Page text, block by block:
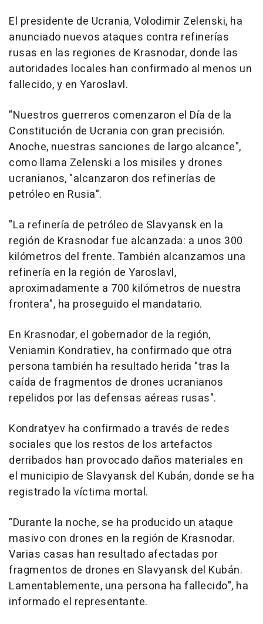
El presidente de Ucrania, Volodimir Zelenski, ha
anunciado nuevos ataques contra refinerías
rusas en las regiones de Krasnodar, donde las
autoridades locales han confirmado al menos un
fallecido, y en Yaroslavl.
"Nuestros guerreros comenzaron el Día de la
Constitución de Ucrania con gran precisión.
Anoche, nuestras sanciones de largo alcance",
como llama Zelenski a los misiles y drones
ucranianos, "alcanzaron dos refinerías de
petróleo en Rusia".
"La refinería de petróleo de Slavyansk en la
región de Krasnodar fue alcanzada: a unos 300
kilómetros del frente. También alcanzamos una
refinería en la región de Yaroslavl,
aproximadamente a 700 kilómetros de nuestra
frontera", ha proseguido el mandatario.
En Krasnodar, el gobernador de la región,
Veniamin Kondratiev, ha confirmado que otra
persona también ha resultado herida "tras la
caída de fragmentos de drones ucranianos
repelidos por las defensas aéreas rusas".
Kondratyev ha confirmado a través de redes
sociales que los restos de los artefactos
derribados han provocado daños materiales en
el municipio de Slavyansk del Kubán, donde se ha
registrado la víctima mortal.
"Durante la noche, se ha producido un ataque
masivo con drones en la región de Krasnodar.
Varias casas han resultado afectadas por
fragmentos de drones en Slavyansk del Kubán.
Lamentablemente, una persona ha fallecido", ha
informado el representante.